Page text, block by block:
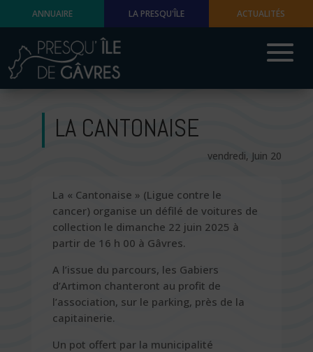
ANNUAIRE LA PRESQU'ÎLE ACTUALITÉS
LA CANTONAISE
vendredi, Juin 20
La « Cantonaise » (Ligue contre le
cancer) organise un défilé de voitures de
collection le dimanche 22 juin 2025 à
partir de 16 h 00 à Gâvres.
A l’issue du parcours, les Gabiers
d’Artimon chanteront au profit de
l’association, sur le parking, près de la
capitainerie.
Un pot offert par la municipalité